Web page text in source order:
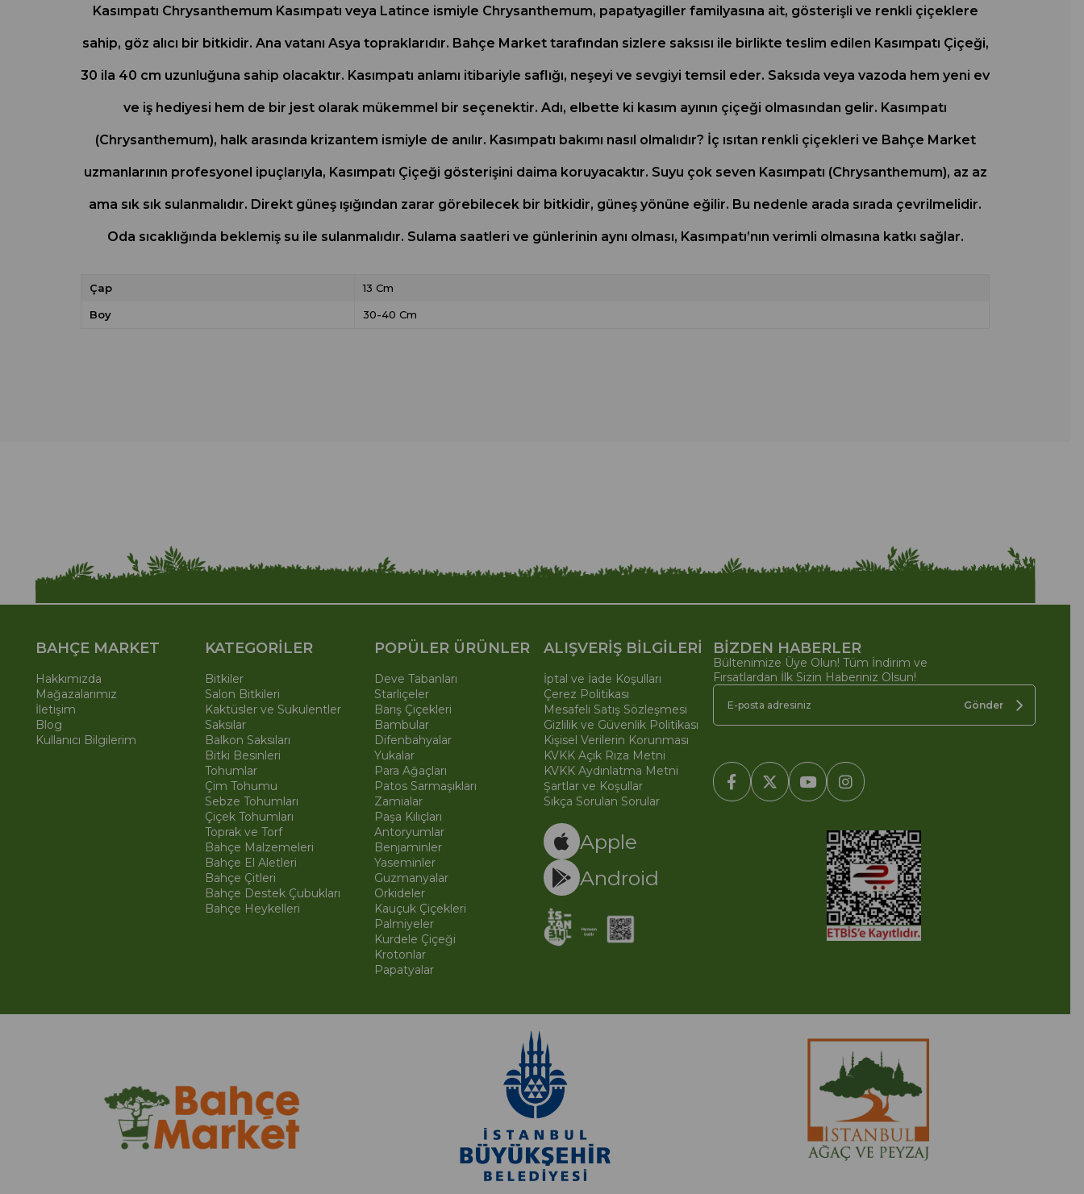
Kasımpatı Chrysanthemum Kasımpatı veya Latince ismiyle Chrysanthemum, papatyagiller familyasına ait, gösterişli ve renkli çiçeklere
sahip, göz alıcı bir bitkidir. Ana vatanı Asya topraklarıdır. Bahçe Market tarafından sizlere saksısı ile birlikte teslim edilen Kasımpatı Çiçeği,
30 ila 40 cm uzunluğuna sahip olacaktır. Kasımpatı anlamı itibariyle saflığı, neşeyi ve sevgiyi temsil eder. Saksıda veya vazoda hem yeni ev
ve iş hediyesi hem de bir jest olarak mükemmel bir seçenektir. Adı, elbette ki kasım ayının çiçeği olmasından gelir. Kasımpatı
(Chrysanthemum), halk arasında krizantem ismiyle de anılır. Kasımpatı bakımı nasıl olmalıdır? İç ısıtan renkli çiçekleri ve Bahçe Market
uzmanlarının profesyonel ipuçlarıyla, Kasımpatı Çiçeği gösterişini daima koruyacaktır. Suyu çok seven Kasımpatı (Chrysanthemum), az az
ama sık sık sulanmalıdır. Direkt güneş ışığından zarar görebilecek bir bitkidir, güneş yönüne eğilir. Bu nedenle arada sırada çevrilmelidir.
Oda sıcaklığında beklemiş su ile sulanmalıdır. Sulama saatleri ve günlerinin aynı olması, Kasımpatı’nın verimli olmasına katkı sağlar.
Çap 13 Cm
Boy 30-40 Cm
BAHÇE MARKET
Hakkımızda
Mağazalarımız
İletişim
Blog
Kullanıcı Bilgilerim
KATEGORİLER
Bitkiler
Salon Bitkileri
Kaktüsler ve Sukulentler
Saksılar
Balkon Saksıları
Bitki Besinleri
Tohumlar
Çim Tohumu
Sebze Tohumları
Çiçek Tohumları
Toprak ve Torf
Bahçe Malzemeleri
Bahçe El Aletleri
Bahçe Çitleri
Bahçe Destek Çubukları
Bahçe Heykelleri
POPÜLER ÜRÜNLER
Deve Tabanları
Starliçeler
Barış Çiçekleri
Bambular
Difenbahyalar
Yukalar
Para Ağaçları
Patos Sarmaşıkları
Zamialar
Paşa Kılıçları
Antoryumlar
Benjaminler
Yaseminler
Guzmanyalar
Orkideler
Kauçuk Çiçekleri
Palmiyeler
Kurdele Çiçeği
Krotonlar
Papatyalar
ALIŞVERİŞ BİLGİLERİ
İptal ve İade Koşulları
Çerez Politikası
Mesafeli Satış Sözleşmesi
Gizlilik ve Güvenlik Politikası
Kişisel Verilerin Korunması
KVKK Açık Rıza Metni
KVKK Aydınlatma Metni
Şartlar ve Koşullar
Sıkça Sorulan Sorular
Apple
Android
BİZDEN HABERLER
Bültenimize Üye Olun! Tüm İndirim ve
Fırsatlardan İlk Sizin Haberiniz Olsun!
Gönder